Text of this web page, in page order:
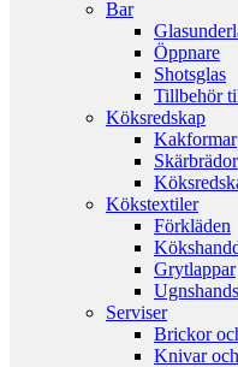
Bar
Öppnare
Shotsglas
Tillbehör
Köksredskap
Kakformar
Skärbrädor
Kökstextiler
Förkläden
Grytlappar
Serviser
Brickor
Knivar